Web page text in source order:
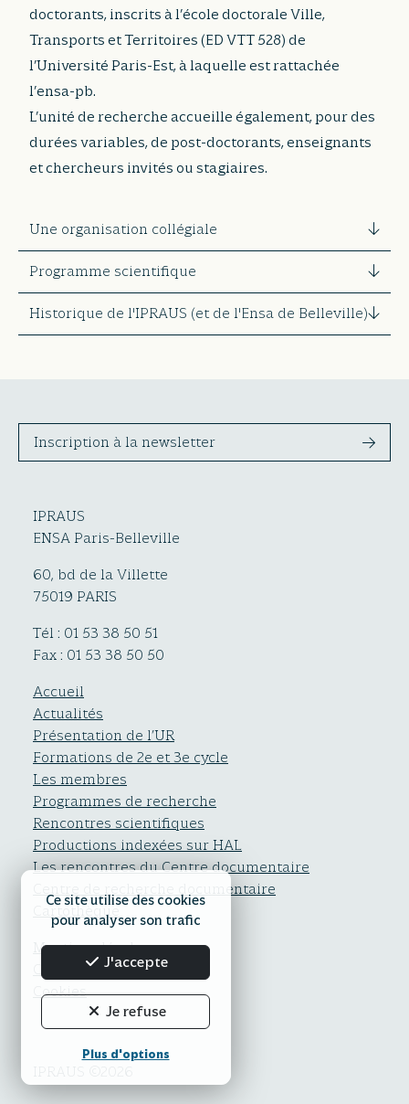
doctorants, inscrits à l’école doctorale Ville,
Transports et Territoires (ED VTT 528) de
l’Université Paris-Est, à laquelle est rattachée
l’ensa-pb.
L’unité de recherche accueille également, pour des
durées variables, de post-doctorants, enseignants
et chercheurs invités ou stagiaires.
Une organisation collégiale
Programme scientifique
Historique de l'IPRAUS (et de l'Ensa de Belleville)
Inscription à la newsletter
IPRAUS
ENSA Paris-Belleville
60, bd de la Villette
75019 PARIS
Tél : 01 53 38 50 51
Fax : 01 53 38 50 50
Accueil
Actualités
Présentation de l’UR
Formations de 2e et 3e cycle
Les membres
Programmes de recherche
Rencontres scientifiques
Productions indexées sur HAL
Les rencontres du Centre documentaire
Centre de recherche documentaire
Cartothèque
Mentions légales
Confidentialité
Cookies
Ce site utilise des cookies
pour analyser son trafic
J'accepte
Je refuse
Plus d'options